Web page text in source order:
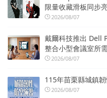
限量收藏滑板同步
2026/08/07
戴爾科技推出 Dell
整合小型會議室所
2026/08/07
115年苗栗縣城鎮韌
2026/08/07